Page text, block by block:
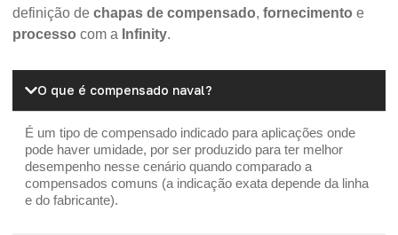
definição de chapas de compensado, fornecimento e
processo com a Infinity.
O que é compensado naval?
É um tipo de compensado indicado para aplicações onde
pode haver umidade, por ser produzido para ter melhor
desempenho nesse cenário quando comparado a
compensados comuns (a indicação exata depende da linha
e do fabricante).